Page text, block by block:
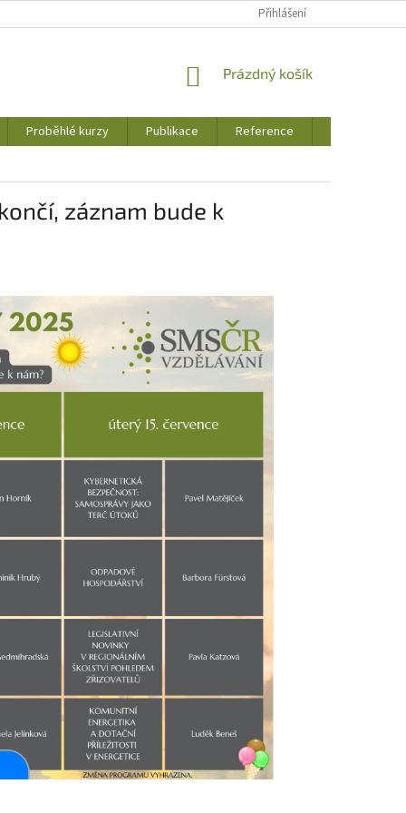
Přihlášení
NÁKUPNÍ
Prázdný košík
Proběhlé kurzy Publikace Reference
záznam bude k